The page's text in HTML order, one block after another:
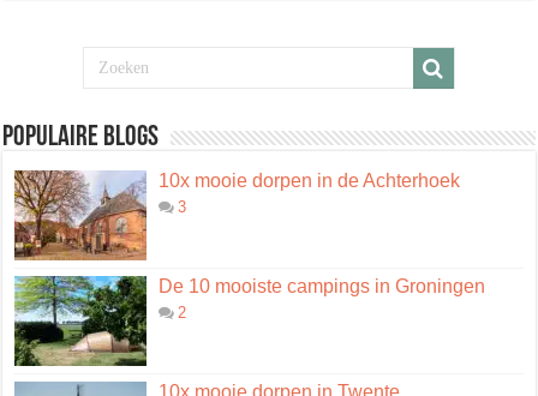
Populaire blogs
10x mooie dorpen in de Achterhoek
3
De 10 mooiste campings in Groningen
2
10x mooie dorpen in Twente